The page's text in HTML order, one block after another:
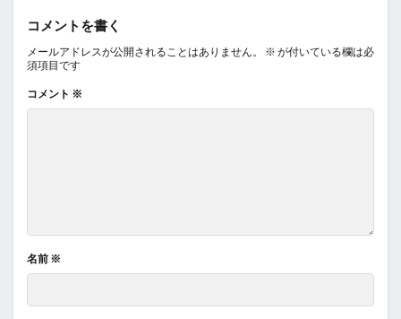
コメントを書く
メールアドレスが公開されることはありません。 ※ が付いている欄は必
須項目です
コメント ※
名前 ※